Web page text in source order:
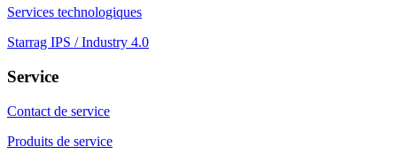
Services technologiques
Starrag IPS / Industry 4.0
Service
Contact de service
Produits de service